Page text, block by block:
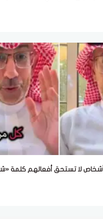
خبير تربوي يحدد 6 أشخاص لا تستحق أفعالهم